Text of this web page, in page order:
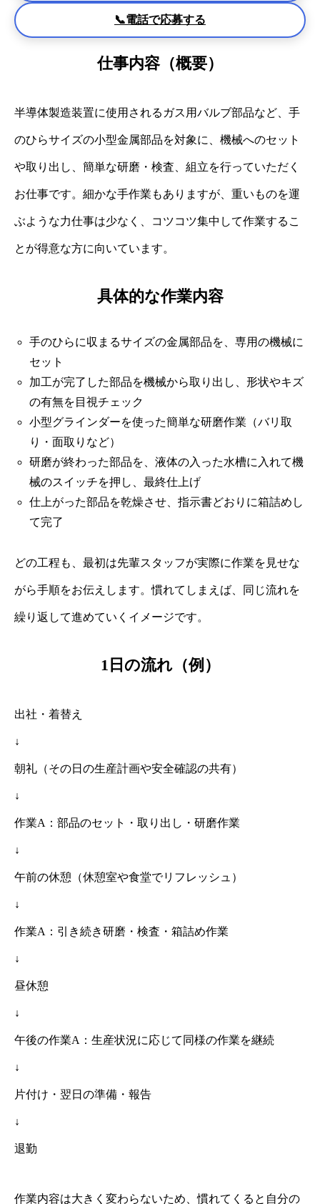
📞電話で応募する
仕事内容（概要）
半導体製造装置に使用されるガス用バルブ部品など、手
のひらサイズの小型金属部品を対象に、機械へのセット
や取り出し、簡単な研磨・検査、組立を行っていただく
お仕事です。細かな手作業もありますが、重いものを運
ぶような力仕事は少なく、コツコツ集中して作業するこ
とが得意な方に向いています。
具体的な作業内容
手のひらに収まるサイズの金属部品を、専用の機械に
セット
加工が完了した部品を機械から取り出し、形状やキズ
の有無を目視チェック
小型グラインダーを使った簡単な研磨作業（バリ取
り・面取りなど）
研磨が終わった部品を、液体の入った水槽に入れて機
械のスイッチを押し、最終仕上げ
仕上がった部品を乾燥させ、指示書どおりに箱詰めし
て完了
どの工程も、最初は先輩スタッフが実際に作業を見せな
がら手順をお伝えします。慣れてしまえば、同じ流れを
繰り返して進めていくイメージです。
1日の流れ（例）
出社・着替え
↓
朝礼（その日の生産計画や安全確認の共有）
↓
作業A：部品のセット・取り出し・研磨作業
↓
午前の休憩（休憩室や食堂でリフレッシュ）
↓
作業A：引き続き研磨・検査・箱詰め作業
↓
昼休憩
↓
午後の作業A：生産状況に応じて同様の作業を継続
↓
片付け・翌日の準備・報告
↓
退勤
作業内容は大きく変わらないため、慣れてくると自分の